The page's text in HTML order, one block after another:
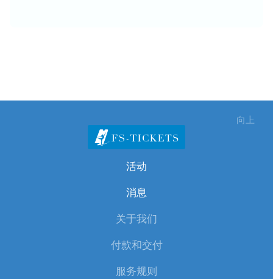
向上
活动
消息
关于我们
付款和交付
服务规则